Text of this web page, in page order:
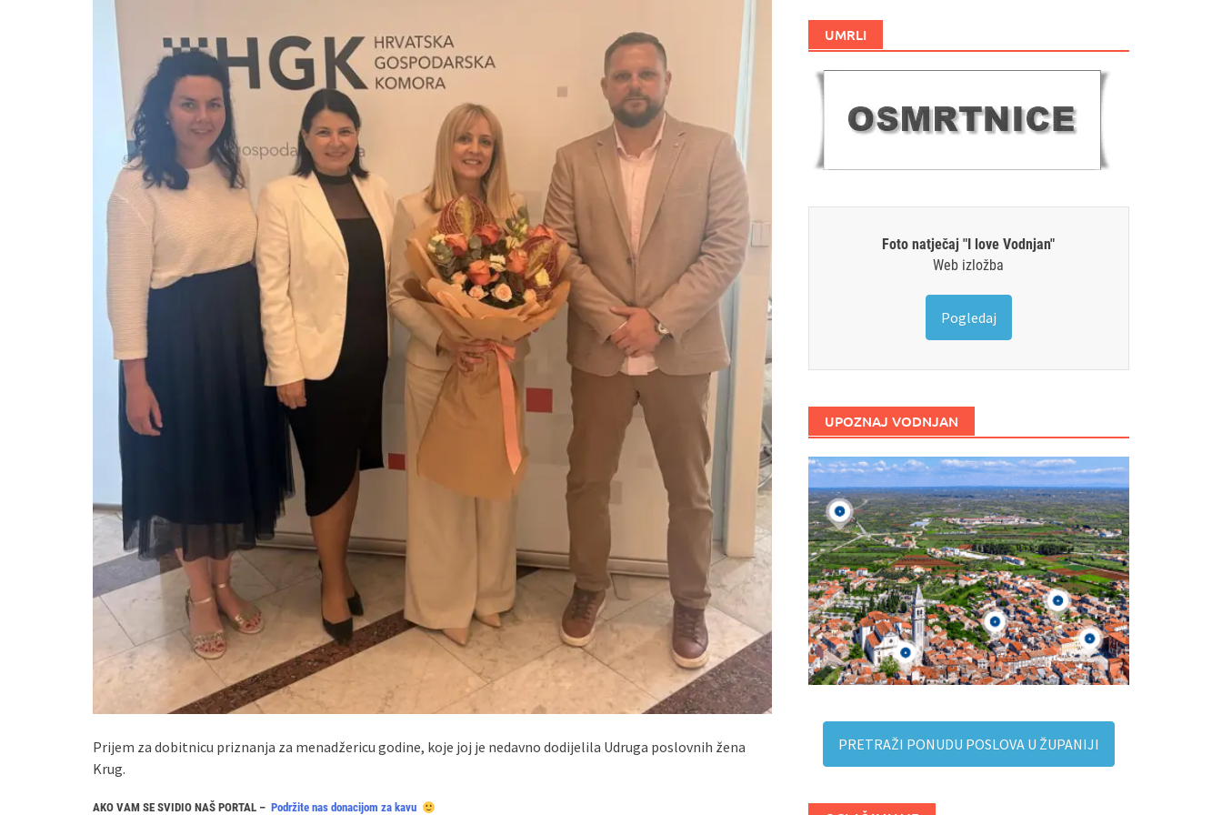
Prijem za dobitnicu priznanja za menadžericu godine, koje joj je nedavno dodijelila Udruga poslovnih žena
Krug.
AKO VAM SE SVIDIO NAŠ PORTAL – Podržite nas donacijom za kavu
UMRLI
Foto natječaj "I love Vodnjan"
Web izložba
Pogledaj
UPOZNAJ VODNJAN
PRETRAŽI PONUDU POSLOVA U ŽUPANIJI